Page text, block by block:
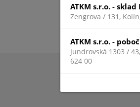
ATKM s.r.o. - sklad
Zengrova / 131,
ATKM s.r.o. -
Jundrovská 1303 /
624 00